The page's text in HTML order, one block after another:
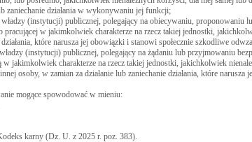
zaniechanie działania w wykonywaniu jej funkcji;
(instytucji) publicznej, polegający na obiecywaniu, proponowaniu
w jakimkolwiek charakterze na rzecz takiej jednostki,
które narusza jej obowiązki i stanowi społecznie szkodliwe
(instytucji) publicznej, polegający na żądaniu lub przyjmowaniu
jakimkolwiek charakterze na rzecz takiej jednostki, jakichkolwiek
osoby, w zamian za działanie lub zaniechanie działania, które narusza
mogące spowodować w mieniu:
karny (Dz. U. z 2025 r. poz. 383).